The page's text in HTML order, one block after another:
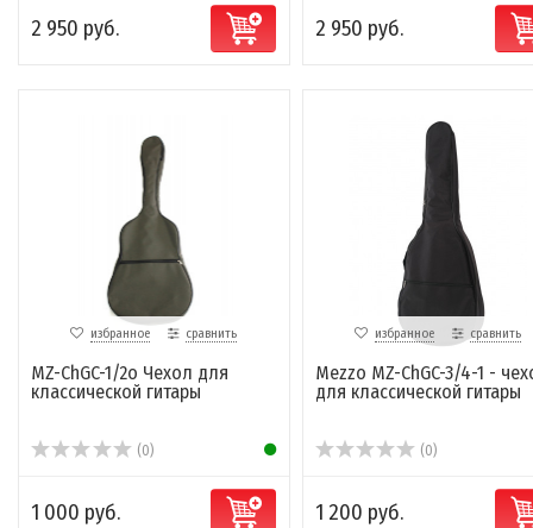
2 950 руб. 2 950 руб.
избранное сравнить
MZ-ChGC-1/2o Чехол для
классической гитары
(0)
1 000 руб.
избранное сравнить
Mezzo MZ-ChGC-3/4-1 -
для классической гитары
(0)
1 200 руб.